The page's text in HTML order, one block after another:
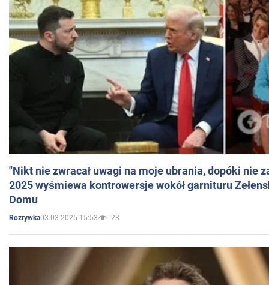
"Nikt nie zwracał uwagi na moje ubrania, dopóki nie
2025 wyśmiewa kontrowersje wokół garnituru
Domu
Rozrywka03.03.2025 15:53 23